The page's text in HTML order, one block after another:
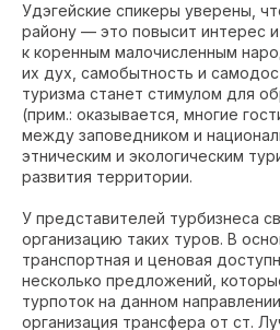
Удэгейские спикеры уверены,
району — это повысит интерес
к коренным малочисленным
их дух, самобытность и
туризма станет стимулом для
(прим.: оказывается, многие
между заповедником и
этническим и экологическим
развития территории.
У представителей турбизнеса
организацию таких туров. В
транспортная и ценовая
несколько предложений,
турпоток на данном
организация трансфера от ст.